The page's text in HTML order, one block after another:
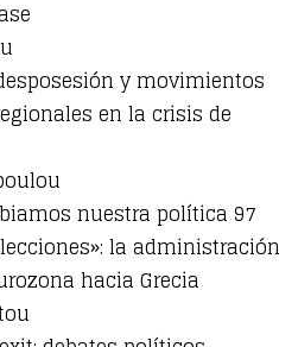
y movimientos
en la crisis de
nuestra política 97
la administración
hacia Grecia